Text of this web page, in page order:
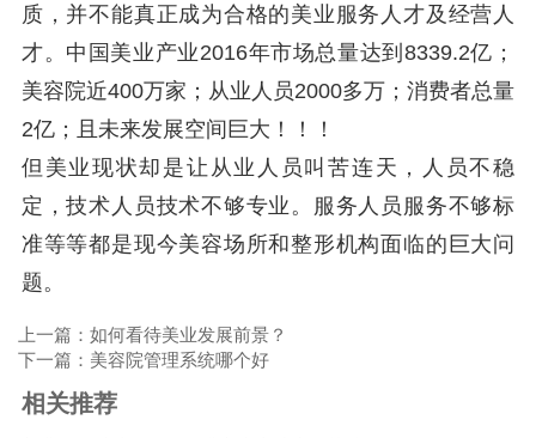
质，并不能真正成为合格的美业服务人才及经营人
才。中国美业产业2016年市场总量达到8339.2亿；
美容院近400万家；从业人员2000多万；消费者总量
2亿；且未来发展空间巨大！！！
但美业现状却是让从业人员叫苦连天，人员不稳
定，技术人员技术不够专业。服务人员服务不够标
准等等都是现今美容场所和整形机构面临的巨大问
题。
上一篇：如何看待美业发展前景？
下一篇：美容院管理系统哪个好
相关推荐